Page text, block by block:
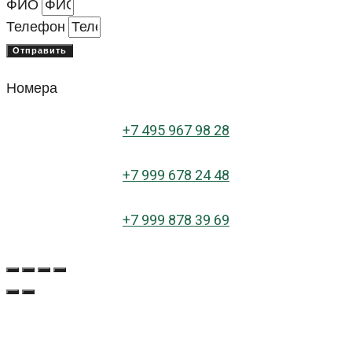
ФИО
Телефон
Отправить
Номера
+7 495 967 98 28
+7 999 678 24 48
+7 999 878 39 69